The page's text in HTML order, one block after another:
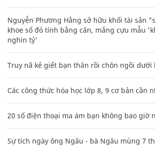
Nguyễn Phương Hằng sở hữu khối tài sản
khoe sổ đỏ tính bằng cân, mắng cựu mẫu
nghìn tỷ'
Truy nã kẻ giết bạn thân rồi chôn ngồi dưới
Các công thức hóa học lớp 8, 9 cơ bản cần
20 số điện thoại ma ám bạn không bao giờ
Sự tích ngày ông Ngâu - bà Ngâu mùng 7